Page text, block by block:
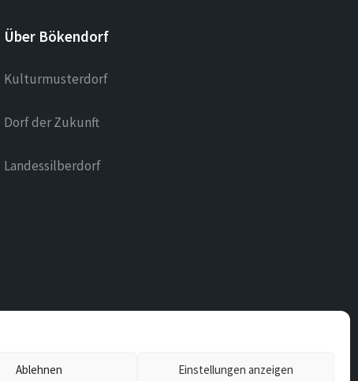
Ablehnen Einstellungen anzeigen
Über Bökendorf
Kulturmusterdorf
Dorf der Zukunft
Landessilberdorf